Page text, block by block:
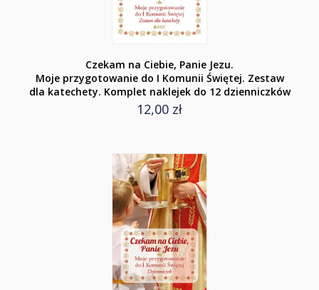
Czekam na Ciebie, Panie Jezu.
Moje przygotowanie do I Komunii Świętej. Zestaw
dla katechety. Komplet naklejek do 12 dzienniczków
12,00 zł